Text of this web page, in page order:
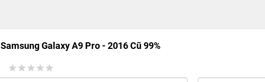
Samsung Galaxy A9 Pro - 2016 Cũ 99%